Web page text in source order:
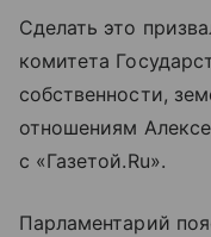
Сделать это
комитета
собственности,
отношениям
с «Газетой.Ru».
Парламентарий